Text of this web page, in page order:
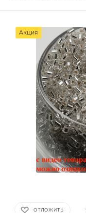
Акция
ОТЛОЖИТЬ